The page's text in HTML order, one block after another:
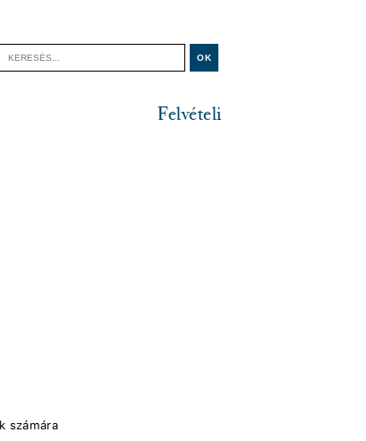
Felvételi
számára